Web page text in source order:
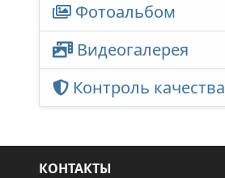
Фотоальбом
Видеогалерея
Контроль качества
КОНТАКТЫ